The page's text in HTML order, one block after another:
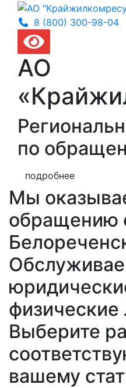
8 (800) 300-98-04
АО
по
подробнее
Мы
обращению
физические
Выберите
вашему